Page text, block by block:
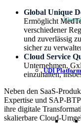
UDI Platform
Global Unique
Ermöglicht
verschiedener
und zuverlässig
sicher zu
Cloud Service
Unternehmen,
einzuhalten,
Neben den SaaS-
Expertise und SAP-
ihre digitale
skalierbare Cloud-